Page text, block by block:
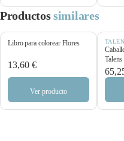
Productos similares
Libro para colorear Flores
13,60 €
Ver producto
Talens